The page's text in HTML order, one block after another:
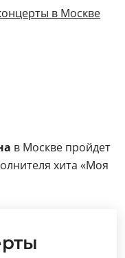
в Москве
в Москве пройдет
хита «Моя